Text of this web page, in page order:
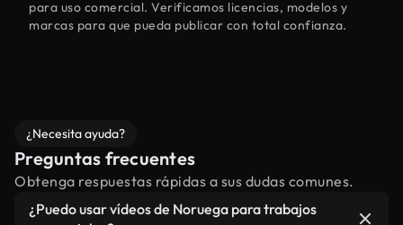
para uso comercial. Verificamos licencias, modelos y
marcas para que pueda publicar con total confianza.
¿Necesita ayuda?
Preguntas frecuentes
Obtenga respuestas rápidas a sus dudas comunes.
¿Puedo usar vídeos de Noruega para trabajos